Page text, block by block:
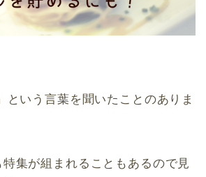
という言葉を聞いたことのありま
集が組まれることもあるので見